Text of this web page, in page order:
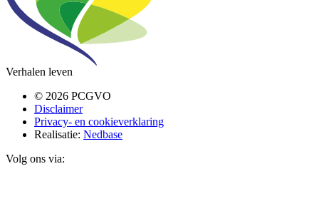
Verhalen leven
© 2026 PCGVO
Disclaimer
Privacy- en cookieverklaring
Realisatie: Nedbase
Volg ons via: